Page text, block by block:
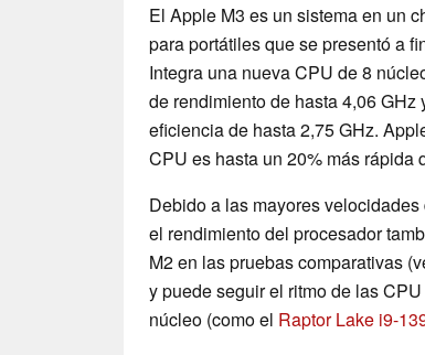
El Apple M3 es un sistema en un
para portátiles que se presentó a
Integra una nueva CPU de 8
de rendimiento de hasta 4,06 GHz
eficiencia de hasta 2,75 GHz.
CPU es hasta un 20% más rápida
Debido a las mayores
el rendimiento del procesador
M2 en las pruebas comparativas
y puede seguir el ritmo de las
núcleo (como el Raptor Lake i9-